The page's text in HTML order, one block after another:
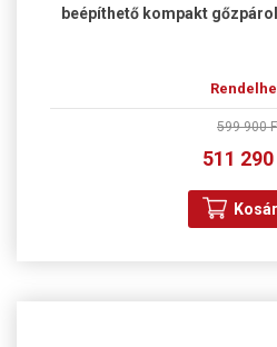
beépíthető kompakt
599 900
511